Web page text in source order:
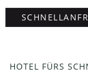
HOTEL FÜRS